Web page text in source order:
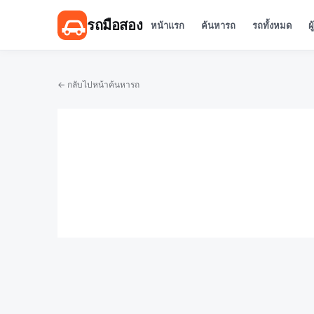
รถมือสอง หน้าแรก ค้นหารถ รถทั้งหมด
← กลับไปหน้าค้นหารถ